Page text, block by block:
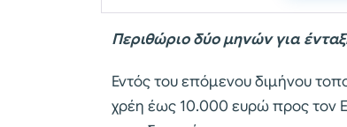
Περιθώριο δύο μηνών για
Εντός του επόμενου διμήνου
χρέη έως 10.000 ευρώ προς τον